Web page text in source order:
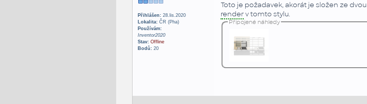
Přihlášen:28.lis.2020
Lokalita:ČR (Pha)
Používám:
Inventor2020
Stav: Offline
Bodů:20
Toto je požadavek, akorát je složen ze dvou
renderv tomto stylu.
Připojené náhledy